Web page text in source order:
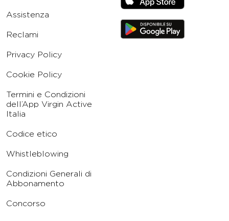
Assistenza
Reclami
Privacy Policy
Cookie Policy
Termini e Condizioni
dell’App Virgin Active
Italia
Codice etico
Whistleblowing
Condizioni Generali di
Abbonamento
Concorso